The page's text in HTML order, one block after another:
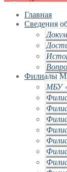
Главная
Сведения
Филиалы
МБУ